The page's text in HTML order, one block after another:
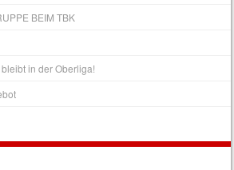
BEIM TBK
in der Oberliga!